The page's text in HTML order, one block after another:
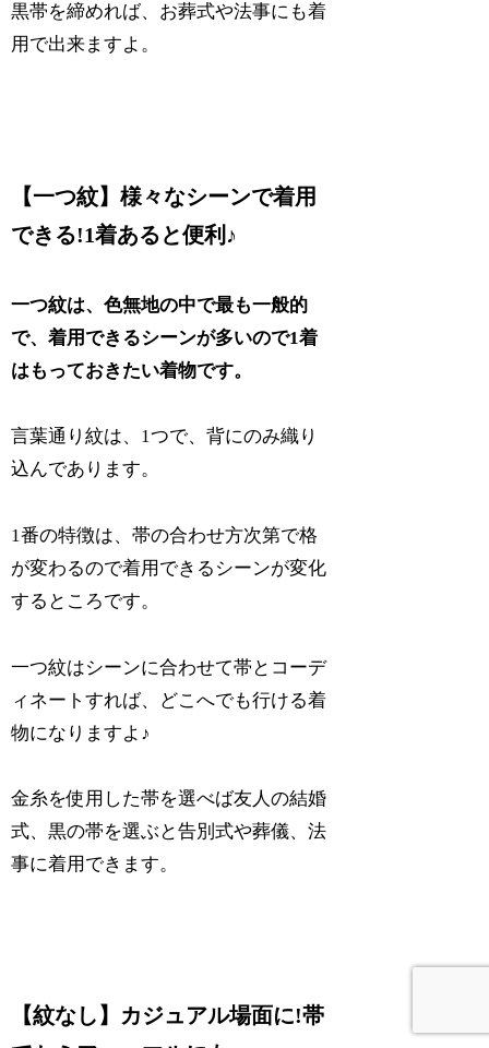
黒帯を締めれば、お葬式や法事にも着
用で出来ますよ。
【一つ紋】様々なシーンで着用
できる!1着あると便利♪
一つ紋は、色無地の中で最も一般的
で、着用できるシーンが多いので1着
はもっておきたい着物です。
言葉通り紋は、1つで、背にのみ織り
込んであります。
1番の特徴は、帯の合わせ方次第で格
が変わるので着用できるシーンが変化
するところです。
一つ紋はシーンに合わせて帯とコーデ
ィネートすれば、どこへでも行ける着
物になりますよ♪
金糸を使用した帯を選べば友人の結婚
式、黒の帯を選ぶと告別式や葬儀、法
事に着用できます。
【紋なし】カジュアル場面に!帯